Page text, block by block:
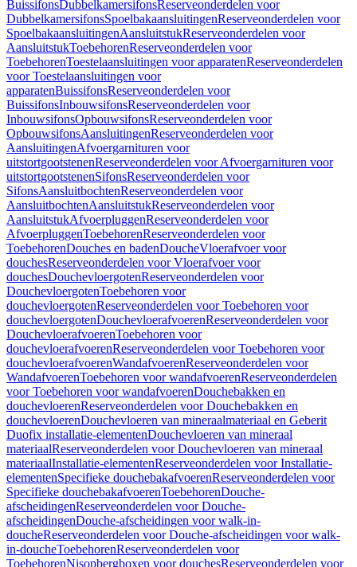
BuissifonsDubbelkamersifonsReserveonderdelen voor
DubbelkamersifonsSpoelbakaansluitingenReserveonderdelen voor
SpoelbakaansluitingenAansluitstukReserveonderdelen voor
AansluitstukToebehorenReserveonderdelen voor
ToebehorenToestelaansluitingen voor apparatenReserveonderdelen
voor Toestelaansluitingen voor
apparatenBuissifonsReserveonderdelen voor
BuissifonsInbouwsifonsReserveonderdelen voor
InbouwsifonsOpbouwsifonsReserveonderdelen voor
OpbouwsifonsAansluitingenReserveonderdelen voor
AansluitingenAfvoergarnituren voor
uitstortgootstenenReserveonderdelen voor Afvoergarnituren voor
uitstortgootstenenSifonsReserveonderdelen voor
SifonsAansluitbochtenReserveonderdelen voor
AansluitbochtenAansluitstukReserveonderdelen voor
AansluitstukAfvoerpluggenReserveonderdelen voor
AfvoerpluggenToebehorenReserveonderdelen voor
ToebehorenDouches en badenDoucheVloerafvoer voor
douchesReserveonderdelen voor Vloerafvoer voor
douchesDouchevloergotenReserveonderdelen voor
DouchevloergotenToebehoren voor
douchevloergotenReserveonderdelen voor Toebehoren voor
douchevloergotenDouchevloerafvoerenReserveonderdelen voor
DouchevloerafvoerenToebehoren voor
douchevloerafvoerenReserveonderdelen voor Toebehoren voor
douchevloerafvoerenWandafvoerenReserveonderdelen voor
WandafvoerenToebehoren voor wandafvoerenReserveonderdelen
voor Toebehoren voor wandafvoerenDouchebakken en
douchevloerenReserveonderdelen voor Douchebakken en
douchevloerenDouchevloeren van mineraalmateriaal en Geberit
Duofix installatie-elementenDouchevloeren van mineraal
materiaalReserveonderdelen voor Douchevloeren van mineraal
materiaalInstallatie-elementenReserveonderdelen voor Installatie-
elementenSpecifieke douchebakafvoerenReserveonderdelen voor
Specifieke douchebakafvoerenToebehorenDouche-
afscheidingenReserveonderdelen voor Douche-
afscheidingenDouche-afscheidingen voor walk-in-
doucheReserveonderdelen voor Douche-afscheidingen voor walk-
in-doucheToebehorenReserveonderdelen voor
ToebehorenNisopbergboxen voor douchesReserveonderdelen voor